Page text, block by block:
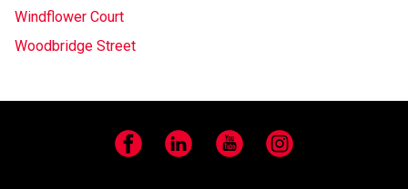
Windflower Court
Woodbridge Street
Facebook LinkedIn YouTube Instagram